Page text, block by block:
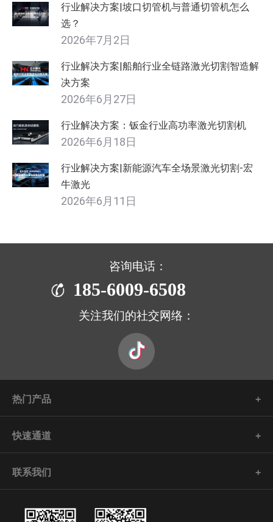
行业解决方案|坡口切管机与普通切管机怎么
选？
2026年7月2日
行业解决方案|船舶行业全链路激光切割智造解
决方案
2026年6月27日
行业解决方案：钣金行业高功率激光切割机
2026年6月18日
行业解决方案|新能源汽车全场景激光切割-宏
牛激光
2026年6月11日
关注我们的社交网络：
咨询电话：
185-6009-6508
热门产品
快速通道
联系我们